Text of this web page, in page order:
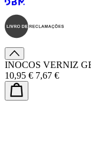
INOCOS VERNIZ
10,95 € 7,67 €